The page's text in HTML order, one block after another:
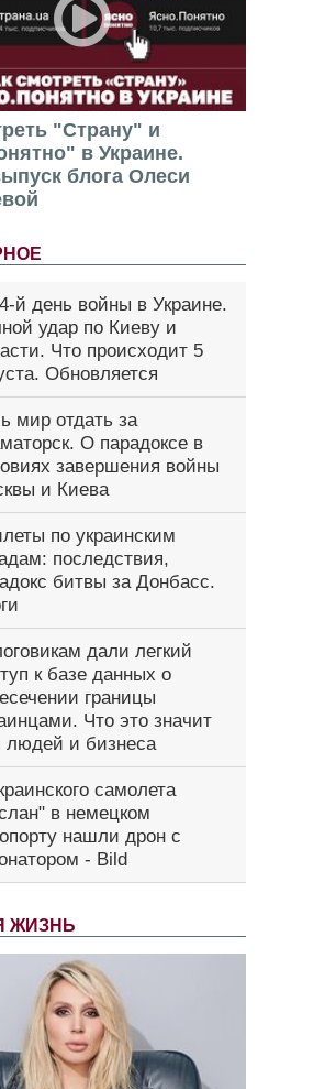
"Страну" и
в Украине.
блога Олеси
й день войны в Украине.
удар по Киеву и
Что происходит 5
Обновляется
мир отдать за
О парадоксе в
завершения войны
и Киева
по украинским
последствия,
битвы за Донбасс.
дали легкий
к базе данных о
границы
Что это значит
людей и бизнеса
самолета
в немецком
нашли дрон с
- Bild
ЖИЗНЬ